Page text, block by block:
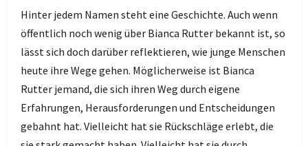
Hinter jedem Namen steht eine Geschichte. Auch wenn
öffentlich noch wenig über Bianca Rutter bekannt ist, so
lässt sich doch darüber reflektieren, wie junge Menschen
heute ihre Wege gehen. Möglicherweise ist Bianca
Rutter jemand, die sich ihren Weg durch eigene
Erfahrungen, Herausforderungen und Entscheidungen
gebahnt hat. Vielleicht hat sie Rückschläge erlebt, die